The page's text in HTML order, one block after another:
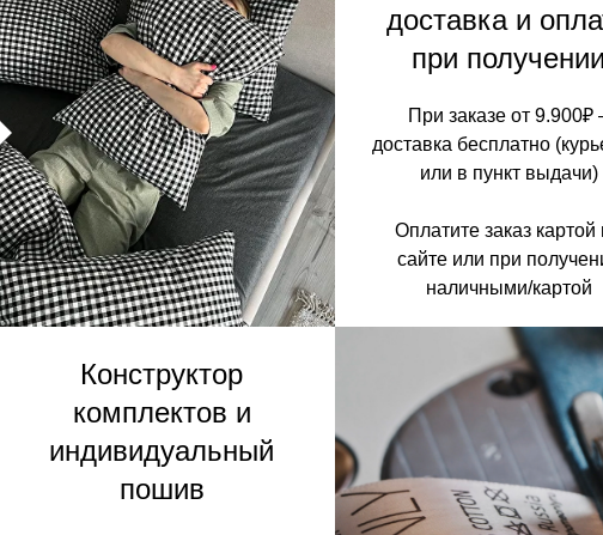
доставка и
при
При заказе от 9.900₽
доставка бесплатно
или в пункт выдачи)
Оплатите заказ картой
сайте или при
наличными/картой
Конструктор
комплектов и
индивидуальный
пошив